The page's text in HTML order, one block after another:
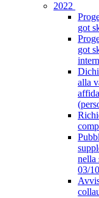
2022
got
got
alla
nella
03/